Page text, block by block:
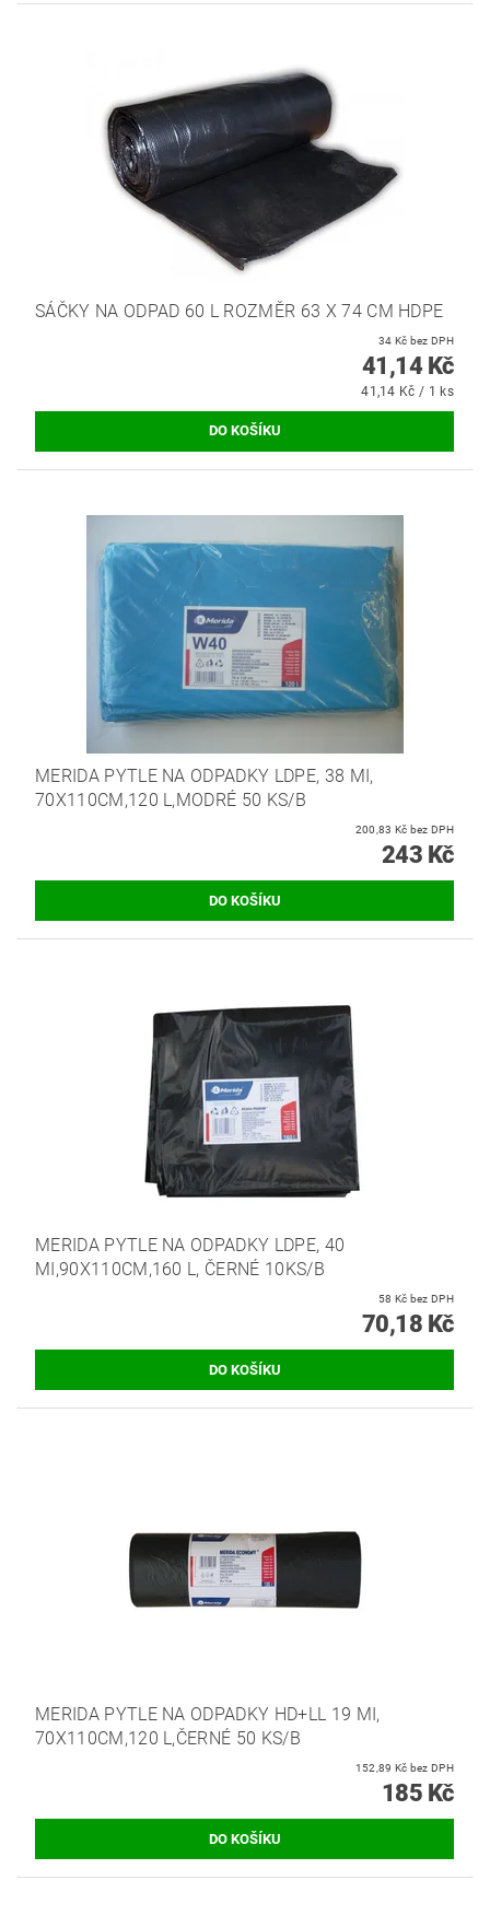
SÁČKY NA ODPAD 60 L ROZMĚR 63 X 74 CM HDPE
34 Kč bez DPH
41,14 Kč
41,14 Kč / 1 ks
MERIDA PYTLE NA ODPADKY LDPE, 38 MI,
70X110CM,120 L,MODRÉ 50 KS/B
200,83 Kč bez DPH
243 Kč
MERIDA PYTLE NA ODPADKY LDPE, 40
MI,90X110CM,160 L, ČERNÉ 10KS/B
58 Kč bez DPH
70,18 Kč
MERIDA PYTLE NA ODPADKY HD+LL 19 MI,
70X110CM,120 L,ČERNÉ 50 KS/B
152,89 Kč bez DPH
185 Kč